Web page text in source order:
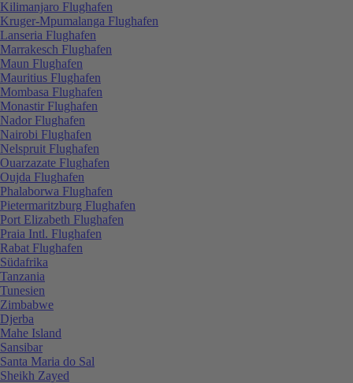
Kilimanjaro Flughafen
Kruger-Mpumalanga Flughafen
Lanseria Flughafen
Marrakesch Flughafen
Maun Flughafen
Mauritius Flughafen
Mombasa Flughafen
Monastir Flughafen
Nador Flughafen
Nairobi Flughafen
Nelspruit Flughafen
Ouarzazate Flughafen
Oujda Flughafen
Phalaborwa Flughafen
Pietermaritzburg Flughafen
Port Elizabeth Flughafen
Praia Intl. Flughafen
Rabat Flughafen
Südafrika
Tanzania
Tunesien
Zimbabwe
Djerba
Mahe Island
Sansibar
Santa Maria do Sal
Sheikh Zayed